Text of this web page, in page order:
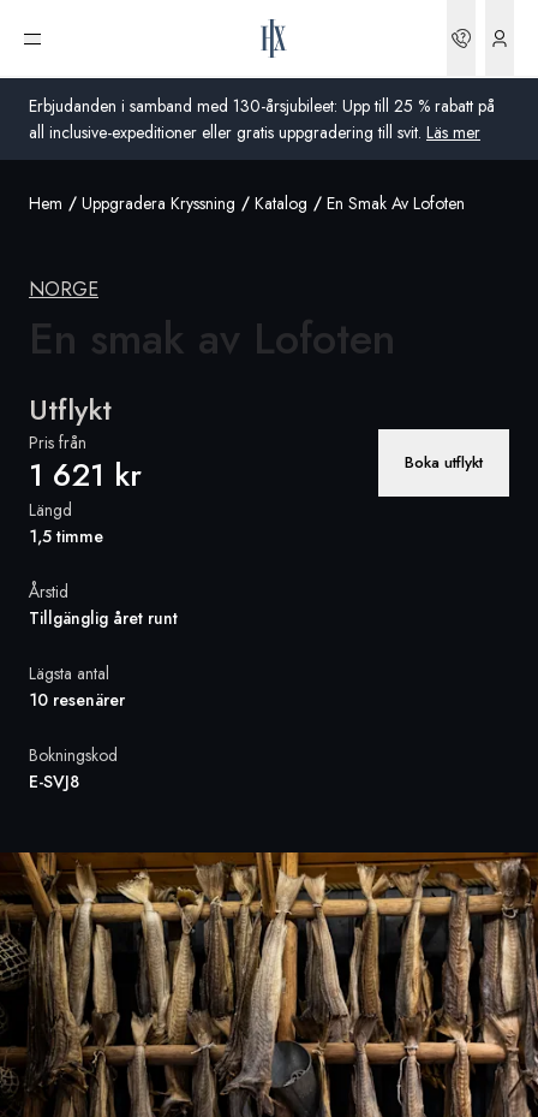
Erbjudanden i samband med 130-årsjubileet: Upp till 25 % rabatt på
all inclusive-expeditioner eller gratis uppgradering till svit. Läs mer
Öppna meny
Sverige
Storbritannien
Tyskland
Schweiz
Norge
Global
Hem Uppgradera Kryssning Katalog En Smak Av Lofoten
NORGE
En smak av Lofoten
Utflykt
Pris från
1 621 kr Boka utflykt
Längd
1,5 timme
Årstid
Tillgänglig året runt
Lägsta antal
10 resenärer
Bokningskod
E-SVJ8